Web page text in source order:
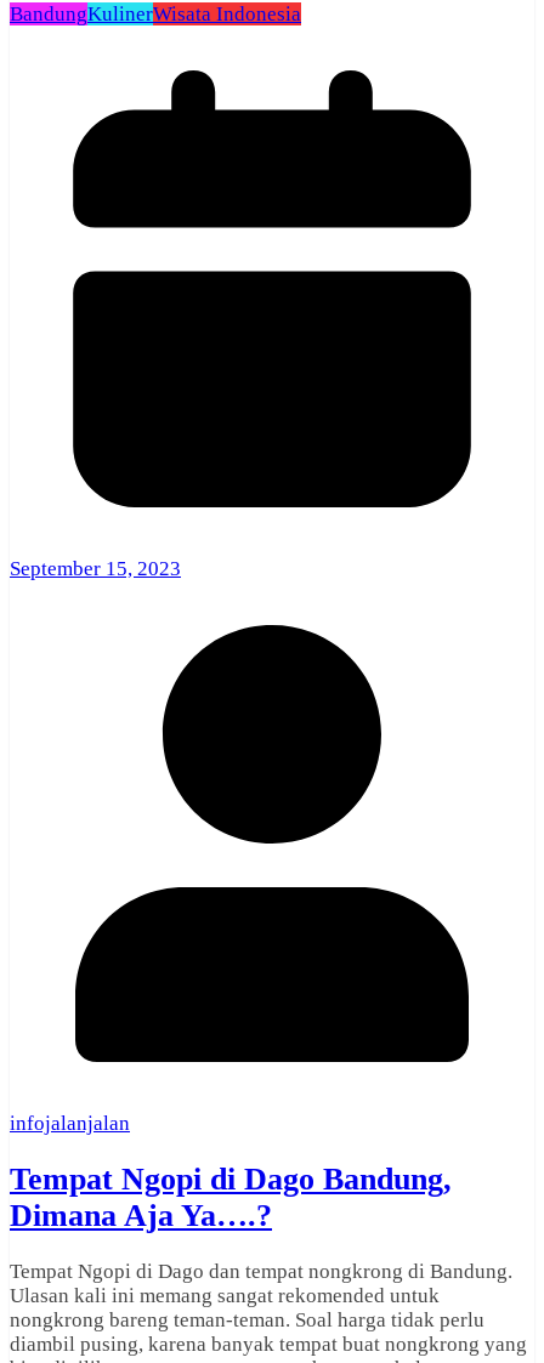
BandungKulinerWisata Indonesia
September 15, 2023
infojalanjalan
Tempat Ngopi di Dago Bandung,
Dimana Aja Ya….?
Tempat Ngopi di Dago dan tempat nongkrong di Bandung.
Ulasan kali ini memang sangat rekomended untuk
nongkrong bareng teman-teman. Soal harga tidak perlu
diambil pusing, karena banyak tempat buat nongkrong yang